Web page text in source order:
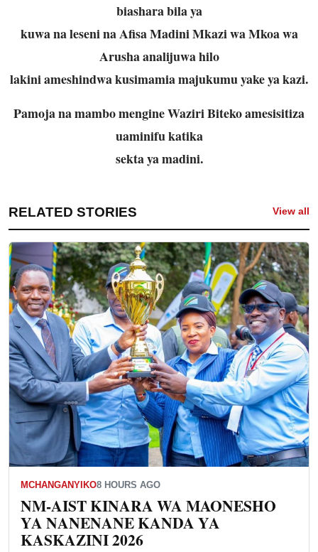
biashara bila ya
kuwa na leseni na Afisa Madini Mkazi wa Mkoa wa
Arusha analijuwa hilo
lakini ameshindwa kusimamia majukumu yake ya kazi.
Pamoja na mambo mengine Waziri Biteko amesisitiza
uaminifu katika
sekta ya madini.
RELATED STORIES View all
MCHANGANYIKO8 HOURS AGO
NM-AIST KINARA WA MAONESHO
YA NANENANE KANDA YA
KASKAZINI 2026